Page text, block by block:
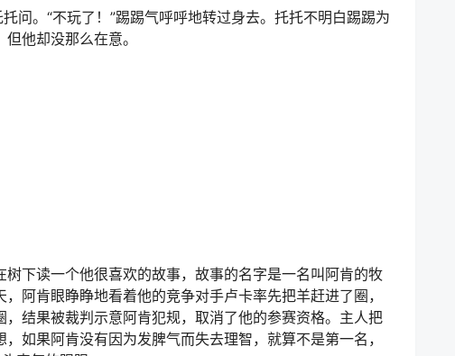
问。“不玩了！”踢踢气呼呼地转过身去。托托不明白踢踢为
他却没那么在意。